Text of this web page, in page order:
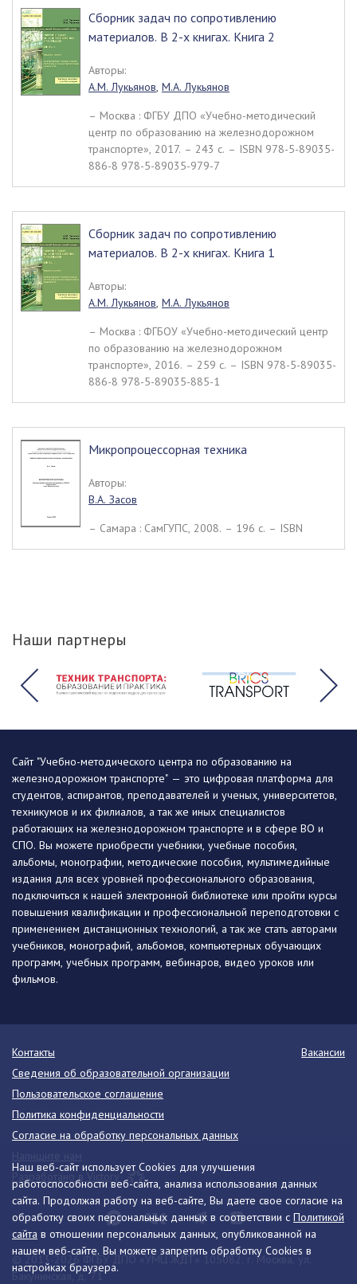
Сборник задач по сопротивлению
материалов. В 2-х книгах. Книга 2
Авторы:
А.М. Лукьянов, М.А. Лукьянов
– Москва : ФГБУ ДПО «Учебно-методический
центр по образованию на железнодорожном
транспорте», 2017. – 243 c. – ISBN 978-5-89035-
886-8 978-5-89035-979-7
Сборник задач по сопротивлению
материалов. В 2-х книгах. Книга 1
Авторы:
А.М. Лукьянов, М.А. Лукьянов
– Москва : ФГБОУ «Учебно-методический центр
по образованию на железнодорожном
транспорте», 2016. – 259 c. – ISBN 978-5-89035-
886-8 978-5-89035-885-1
Микропроцессорная техника
Авторы:
В.А. Засов
– Самара : СамГУПС, 2008. – 196 c. – ISBN
Наши партнеры
Наш веб-сайт использует Cookies для улучшения
работоспособности веб-сайта, анализа использования данных
сайта. Продолжая работу на веб-сайте, Вы даете свое согласие на
обработку своих персональных данных в соответствии с Политикой
сайта в отношении персональных данных, опубликованной на
нашем веб-сайте. Вы можете запретить обработку Cookies в
настройках браузера.
Сайт "Учебно-методического центра по образованию на
железнодорожном транспорте" — это цифровая платформа для
студентов, аспирантов, преподавателей и ученых, университетов,
техникумов и их филиалов, а так же иных специалистов
работающих на железнодорожном транспорте и в сфере ВО и
СПО. Вы можете приобрести учебники, учебные пособия,
альбомы, монографии, методические пособия, мультимедийные
издания для всех уровней профессионального образования,
подключиться к нашей электронной библиотеке или пройти курсы
повышения квалификации и профессиональной переподготовки с
применением дистанционных технологий, а так же стать авторами
учебников, монографий, альбомов, компьютерных обучающих
программ, учебных программ, вебинаров, видео уроков или
фильмов.
© 2013-2026 ФГБУ ДПО «УМЦ ЖДТ» 105082, г. Москва, ул.
Бакунинская, д. 71
Контакты
Вакансии
Сведения об образовательной организации
Пользовательское соглашение
Политика конфиденциальности
Согласие на обработку персональных данных
Разработано в Victory